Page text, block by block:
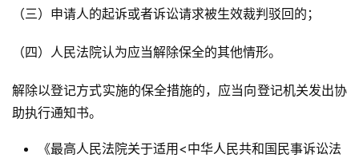
（三）申请人的起诉或者诉讼请求被生效裁判驳回的；
（四）人民法院认为应当解除保全的其他情形。
解除以登记方式实施的保全措施的，应当向登记机关发出协
助执行通知书。
《最高人民法院关于适用<中华人民共和国民事诉讼法